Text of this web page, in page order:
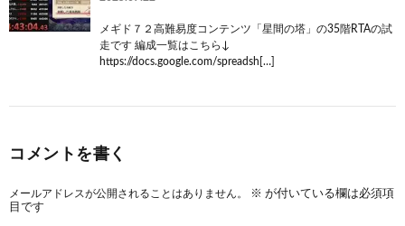
メギド７２高難易度コンテンツ「星間の塔」の35階RTAの試
走です 編成一覧はこちら↓
https://docs.google.com/spreadsh[…]
コメントを書く
メールアドレスが公開されることはありません。 ※ が付いている欄は必須項
目です